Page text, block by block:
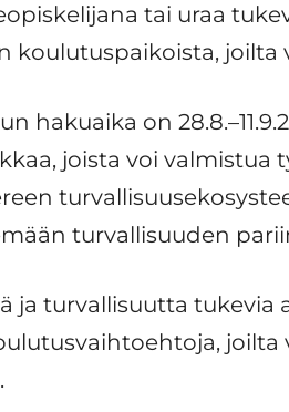
tai uraa
koulutuspaikoista,
hakuaika on
joista voi valmistua
turvallisuuden
ja turvallisuutta tukevia